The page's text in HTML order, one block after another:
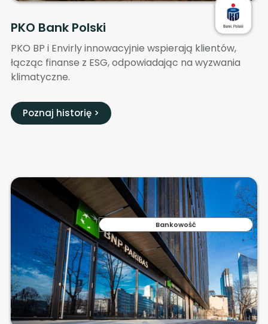
PKO Bank Polski
PKO BP i Envirly innowacyjnie wspierają klientów,
łącząc finanse z ESG, odpowiadając na wyzwania
klimatyczne.
Poznaj historię >
Bankowość